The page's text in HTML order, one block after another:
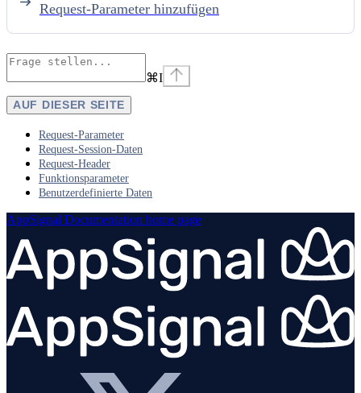
Request-Parameter hinzufügen
⌘I
AUF DIESER SEITE
Request-Parameter
Request-Session-Daten
Request-Header
Funktionsparameter
Benutzerdefinierte Daten
AppSignal Documentation home page